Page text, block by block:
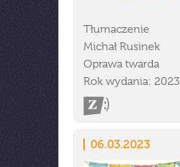
Tłumaczenie
Michał Rusinek
Oprawa twarda
Rok wydania: 2023
06.03.2023